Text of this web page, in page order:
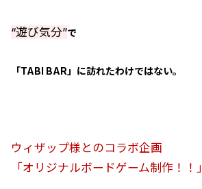
“遊び気分”で
「TABI BAR」に訪れたわけではない。
ウィザップ様とのコラボ企画
「オリジナルボードゲーム制作！！」